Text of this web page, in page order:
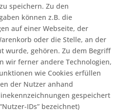
speichern. Zu den
können z.B. die
auf einer Webseite, der
oder die Stelle, an der
wurde, gehören. Zu dem Begriff
wir ferner andere Technologien,
wie Cookies erfüllen
der Nutzer anhand
gespeichert
IDs” bezeichnet)